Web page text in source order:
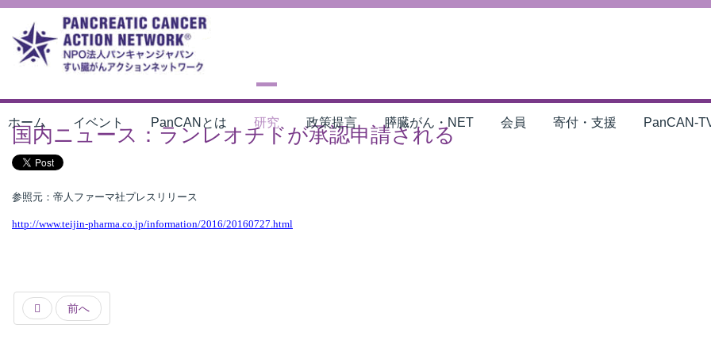
ホーム イベント PanCANとは 研究 政策提言 膵臓がん・NET 会員 寄付・支援 PanCAN-
国内ニュース：ランレオチドが承認申請される
参照元：帝人ファーマ社プレスリリース
http://www.teijin-pharma.co.jp/information/2016/20160727.html
前へ